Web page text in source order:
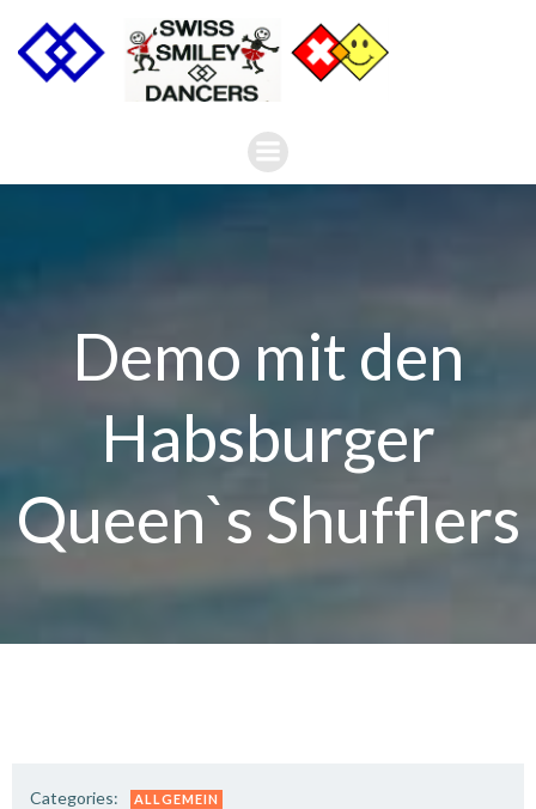
Inhalt
springen
Demo mit den
Habsburger
Queen`s Shufflers
Categories: ALLGEMEIN